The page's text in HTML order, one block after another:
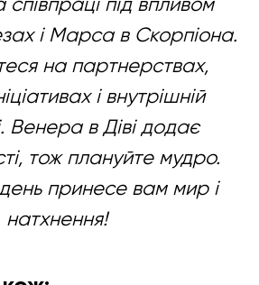
і Марса в Скорпіона.
на партнерствах,
і внутрішній
Венера в Діві додає
тож плануйте мудро.
принесе вам мир і
натхнення!